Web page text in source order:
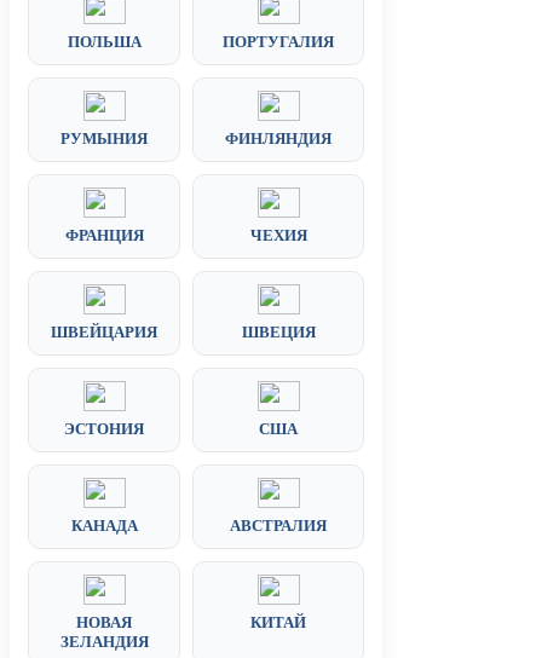
ПОЛЬША ПОРТУГАЛИЯ
РУМЫНИЯ ФИНЛЯНДИЯ
ФРАНЦИЯ ЧЕХИЯ
ШВЕЙЦАРИЯ ШВЕЦИЯ
ЭСТОНИЯ США
КАНАДА АВСТРАЛИЯ
НОВАЯ
ЗЕЛАНДИЯ
КИТАЙ